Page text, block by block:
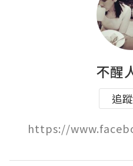
不醒
追蹤
https://